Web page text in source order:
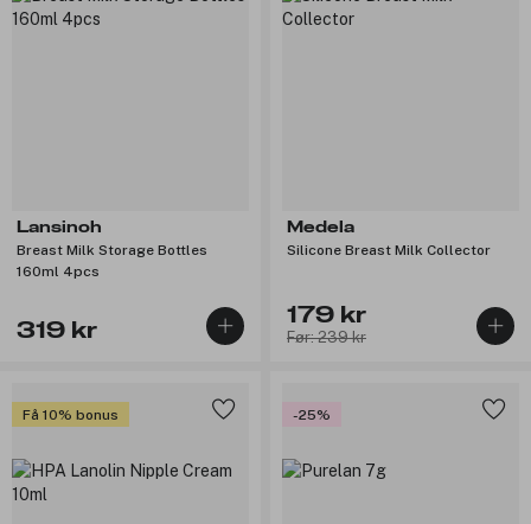
Lansinoh
Breast Milk Storage Bottles
160ml 4pcs
319 kr
Medela
Silicone Breast Milk Collector
179 kr
Før: 239 kr
Få 10% bonus -25%